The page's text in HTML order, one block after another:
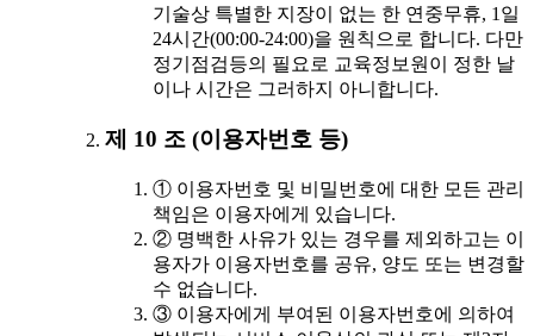
기술상 특별한 지장이 없는 한 연중무휴, 1일
24시간(00:00-24:00)을 원칙으로 합니다. 다만
정기점검등의 필요로 교육정보원이 정한 날
이나 시간은 그러하지 아니합니다.
제 10 조 (이용자번호 등)
① 이용자번호 및 비밀번호에 대한 모든 관리
책임은 이용자에게 있습니다.
② 명백한 사유가 있는 경우를 제외하고는 이
용자가 이용자번호를 공유, 양도 또는 변경할
수 없습니다.
③ 이용자에게 부여된 이용자번호에 의하여